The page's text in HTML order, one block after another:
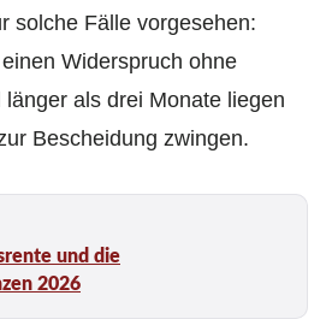
solche Fälle vorgesehen:
Widerspruch ohne
als drei Monate liegen
Bescheidung zwingen.
und die
2026